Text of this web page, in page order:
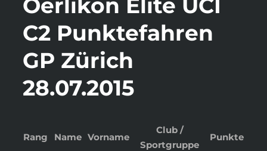
C2 Punktefahren
GP Zürich
28.07.2015
Rang Name Vorname
Club /
Sportgruppe
Punkte